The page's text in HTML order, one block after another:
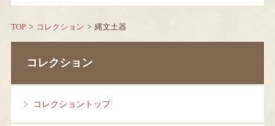
TOP コレクション 縄文土器
コレクション
コレクショントップ